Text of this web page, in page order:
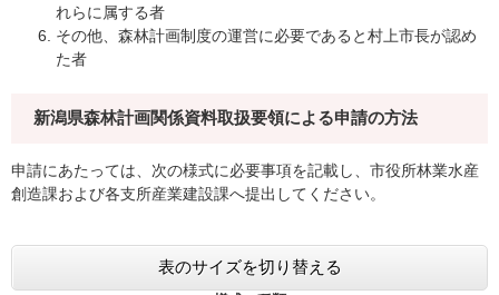
れらに属する者
その他、森林計画制度の運営に必要であると村上市長が認め
た者
新潟県森林計画関係資料取扱要領による申請の方法
申請にあたっては、次の様式に必要事項を記載し、市役所林業水産
創造課および各支所産業建設課へ提出してください。
表のサイズを切り替える